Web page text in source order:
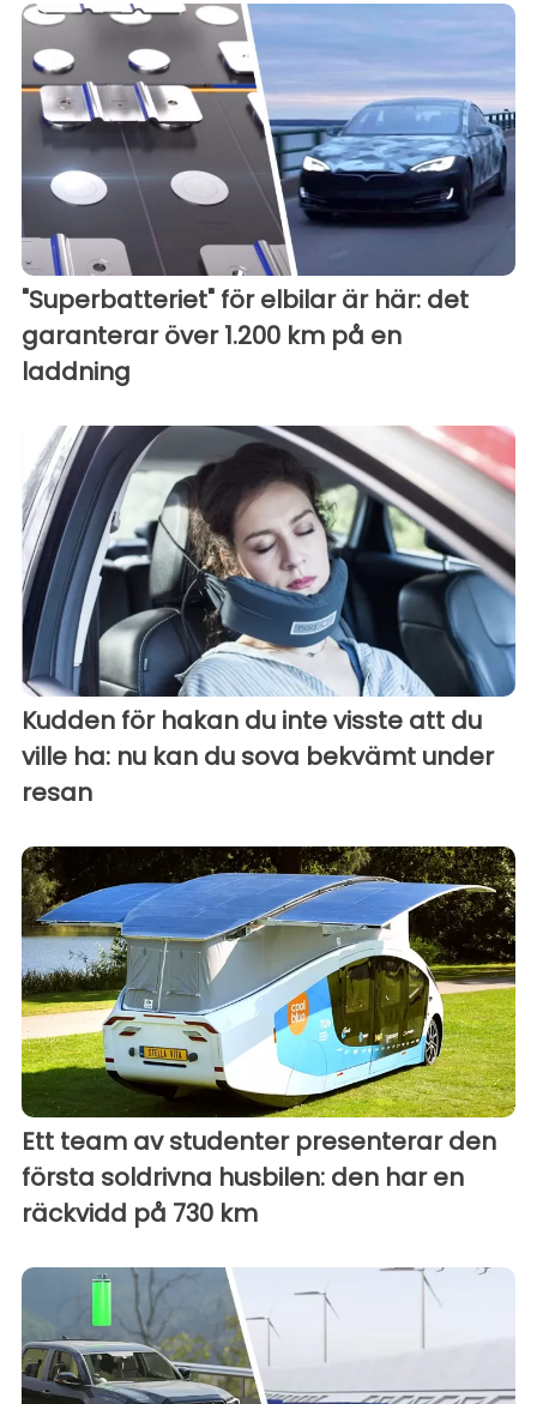
"Superbatteriet" för elbilar är här: det
garanterar över 1.200 km på en
laddning
Kudden för hakan du inte visste att du
ville ha: nu kan du sova bekvämt under
resan
Ett team av studenter presenterar den
första soldrivna husbilen: den har en
räckvidd på 730 km